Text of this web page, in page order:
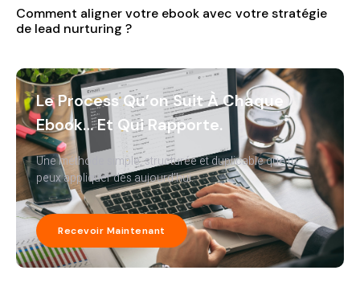
Comment aligner votre ebook avec votre stratégie
de lead nurturing ?
Le Process Qu’on Suit À Chaque
Ebook… Et Qui Rapporte.
Une méthode simple, structurée et duplicable que tu
peux appliquer dès aujourd’hui.
Recevoir Maintenant